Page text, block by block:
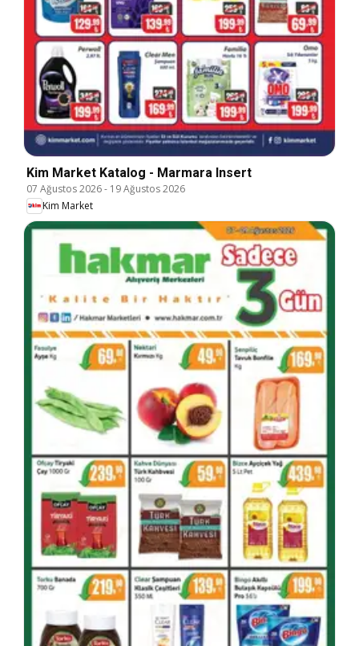
Kim Market Katalog - Marmara Insert
07 Ağustos 2026- 19 Ağustos 2026
Kim Market